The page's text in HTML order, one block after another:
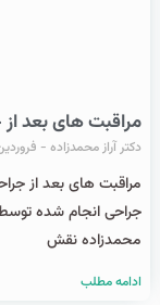
مراقبت های بعد
دکتر آراز محمدزاده فروردین 30,
مراقبت های بعد از
جراحی انجام شده
محمدزاده نقش
ادامه مطلب